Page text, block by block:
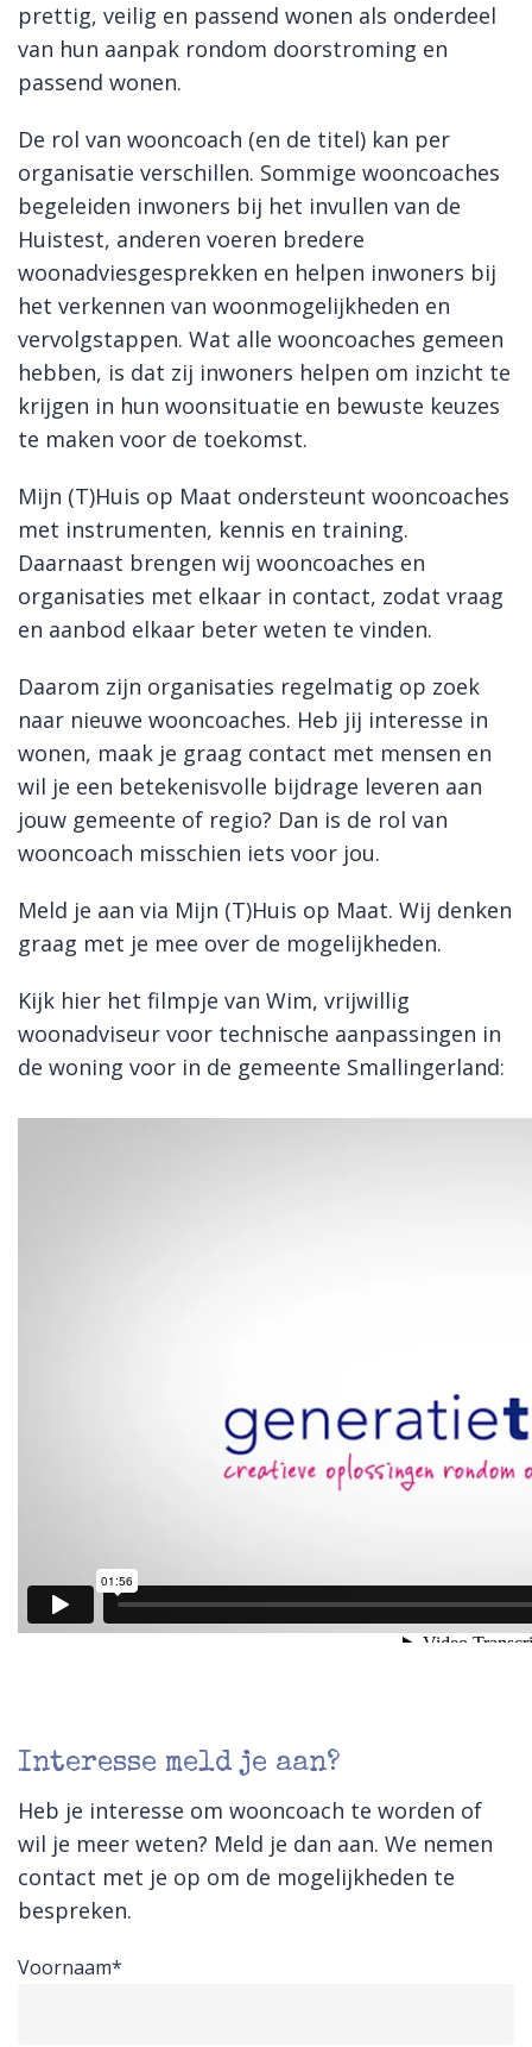
prettig, veilig en passend wonen als onderdeel
van hun aanpak rondom doorstroming en
passend wonen.
De rol van wooncoach (en de titel) kan per
organisatie verschillen. Sommige wooncoaches
begeleiden inwoners bij het invullen van de
Huistest, anderen voeren bredere
woonadviesgesprekken en helpen inwoners bij
het verkennen van woonmogelijkheden en
vervolgstappen. Wat alle wooncoaches gemeen
hebben, is dat zij inwoners helpen om inzicht te
krijgen in hun woonsituatie en bewuste keuzes
te maken voor de toekomst.
Mijn (T)Huis op Maat ondersteunt wooncoaches
met instrumenten, kennis en training.
Daarnaast brengen wij wooncoaches en
organisaties met elkaar in contact, zodat vraag
en aanbod elkaar beter weten te vinden.
Daarom zijn organisaties regelmatig op zoek
naar nieuwe wooncoaches. Heb jij interesse in
wonen, maak je graag contact met mensen en
wil je een betekenisvolle bijdrage leveren aan
jouw gemeente of regio? Dan is de rol van
wooncoach misschien iets voor jou.
Meld je aan via Mijn (T)Huis op Maat. Wij denken
graag met je mee over de mogelijkheden.
Kijk hier het filmpje van Wim, vrijwillig
woonadviseur voor technische aanpassingen in
de woning voor in de gemeente Smallingerland:
Interesse meld je aan?
Heb je interesse om wooncoach te worden of
wil je meer weten? Meld je dan aan. We nemen
contact met je op om de mogelijkheden te
bespreken.
Voornaam*